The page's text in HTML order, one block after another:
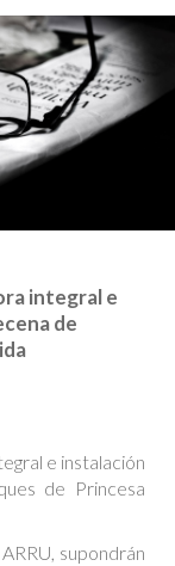
integral e
de
e instalación
de Princesa
supondrán